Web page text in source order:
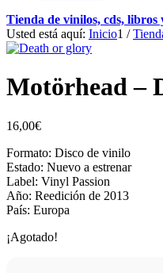
Tienda de vinilos, cds, libros
Usted está aquí: Inicio1 /
Motörhead –
16,00€
Formato: Disco de vinilo
Estado: Nuevo a estrenar
Label: Vinyl Passion
Año: Reedición de 2013
País: Europa
¡Agotado!